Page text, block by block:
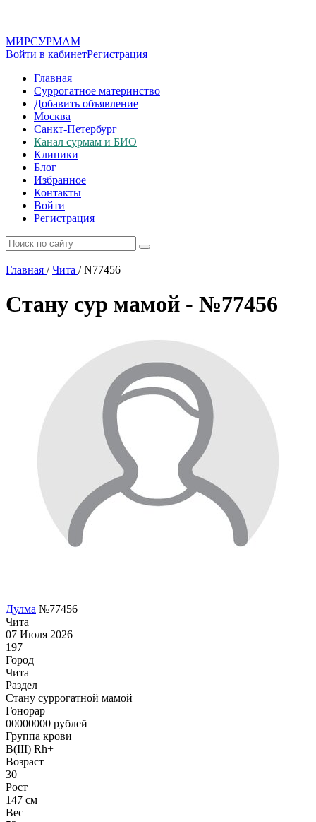
МИРСУРМАМ
Войти в кабинетРегистрация
Главная
Суррогатное материнство
Добавить объявление
Москва
Санкт-Петербург
Канал сурмам и БИО
Клиники
Блог
Избранное
Контакты
Войти
Регистрация
Главная / Чита /N77456
Стану сур мамой - №77456
Дулма №77456
Чита
07 Июля 2026
197
Город
Чита
Раздел
Cтану суррогатной мамой
Гонoрар
00000000 рублей
Группа крови
B(III) Rh+
Возраст
30
Рост
147 см
Вес